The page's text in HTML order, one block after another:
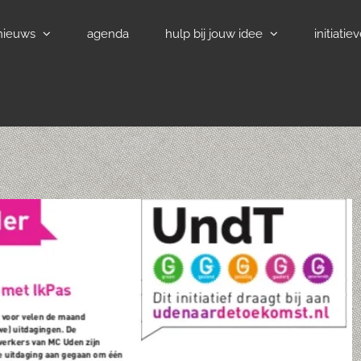
agenda hulp bij jouw idee